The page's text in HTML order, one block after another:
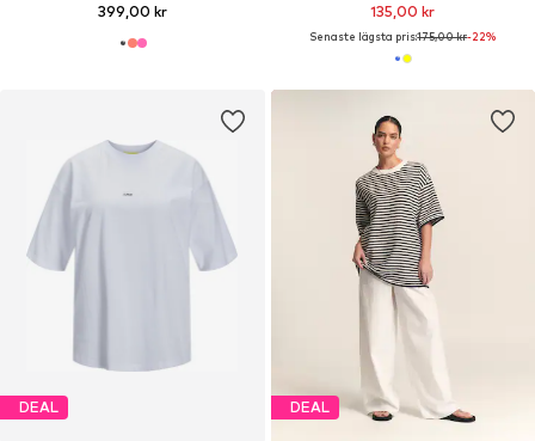
399,00 kr 135,00 kr
Senaste lägsta pris:175,00 kr-22%
DEAL DEAL